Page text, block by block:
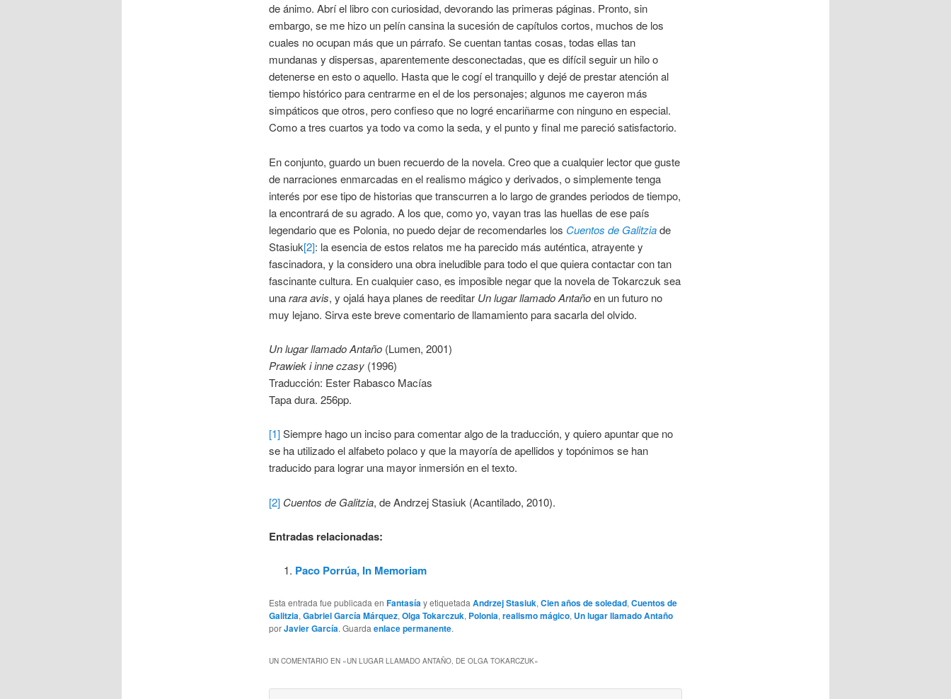
de ánimo. Abrí el libro con curiosidad, devorando las primeras páginas. Pronto, sin
embargo, se me hizo un pelín cansina la sucesión de capítulos cortos, muchos de los
cuales no ocupan más que un párrafo. Se cuentan tantas cosas, todas ellas tan
mundanas y dispersas, aparentemente desconectadas, que es difícil seguir un hilo o
detenerse en esto o aquello. Hasta que le cogí el tranquillo y dejé de prestar atención al
tiempo histórico para centrarme en el de los personajes; algunos me cayeron más
simpáticos que otros, pero confieso que no logré encariñarme con ninguno en especial.
Como a tres cuartos ya todo va como la seda, y el punto y final me pareció satisfactorio.
En conjunto, guardo un buen recuerdo de la novela. Creo que a cualquier lector que guste
de narraciones enmarcadas en el realismo mágico y derivados, o simplemente tenga
interés por ese tipo de historias que transcurren a lo largo de grandes periodos de tiempo,
la encontrará de su agrado. A los que, como yo, vayan tras las huellas de ese país
legendario que es Polonia, no puedo dejar de recomendarles los Cuentos de Galitziade
Stasiuk[2]: la esencia de estos relatos me ha parecido más auténtica, atrayente y
fascinadora, y la considero una obra ineludible para todo el que quiera contactar con tan
fascinante cultura. En cualquier caso, es imposible negar que la novela de Tokarczuk sea
unarara avis, y ojalá haya planes de reeditar Un lugar llamado Antañoen un futuro no
muy lejano. Sirva este breve comentario de llamamiento para sacarla del olvido.
Un lugar llamado Antaño(Lumen, 2001)
Prawiek i inne czasy(1996)
Traducción: Ester Rabasco Macías
Tapa dura. 256pp.
[1]Siempre hago un inciso para comentar algo de la traducción, y quiero apuntar que no
se ha utilizado el alfabeto polaco y que la mayoría de apellidos y topónimos se han
traducido para lograr una mayor inmersión en el texto.
[2] Cuentos de Galitzia, de Andrzej Stasiuk (Acantilado, 2010).
Entradas relacionadas:
Paco Porrúa, In Memoriam
Esta entrada fue publicada en Fantasíay etiquetada Andrzej Stasiuk, Cien años de soledad, Cuentos de
Galitzia, Gabriel García Márquez, Olga Tokarczuk, Polonia, realismo mágico, Un lugar llamado Antaño
porJavier García. Guarda enlace permanente.
UN COMENTARIO EN «UN LUGAR LLAMADO ANTAÑO, DE OLGA TOKARCZUK»